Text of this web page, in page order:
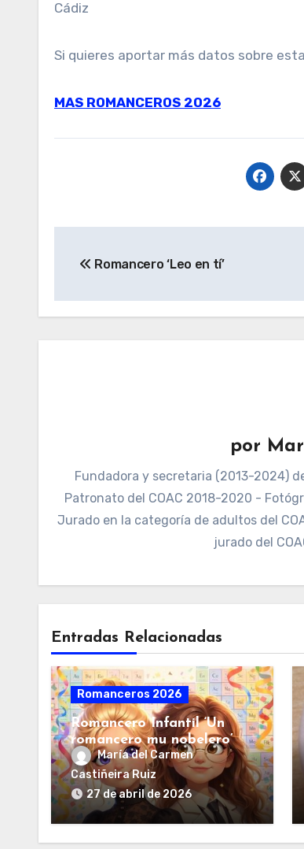
Cádiz
Si quieres aportar más datos sobre
MAS ROMANCEROS 2026
de
entradas
Romancero ‘Leo en tí’
por
Fundadora y secretaria (2013-2024)
Patronato del COAC 2018-2020 -
Jurado en la categoría de adultos del
jurado del
Entradas Relacionadas
Romanceros 2026
Romancero Infantil ‘Un
romancero mu nobelero’
María del Carmen
Castiñeira Ruiz
27 de abril de 2026